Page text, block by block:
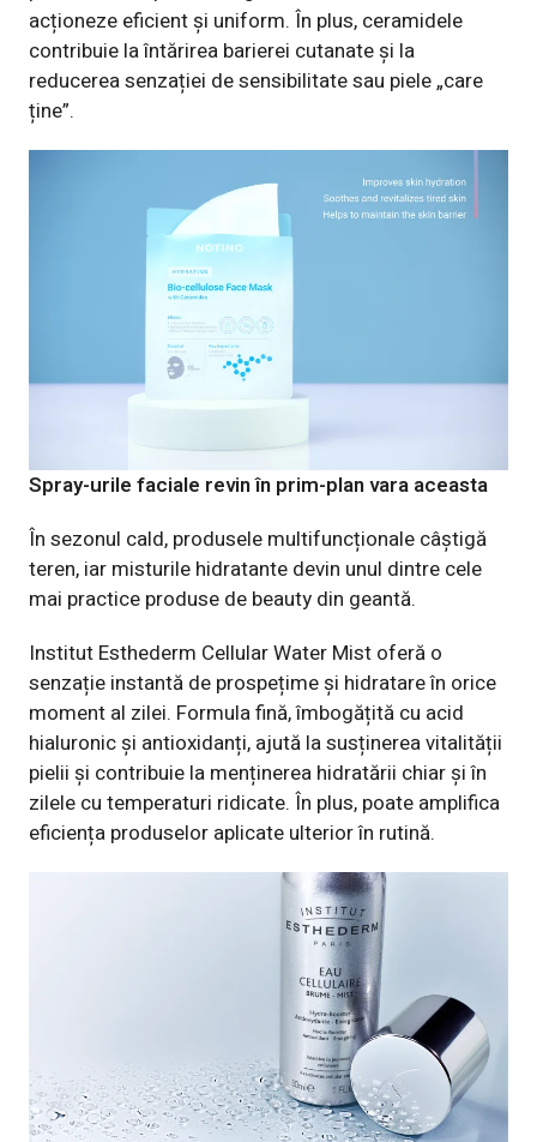
acționeze eficient și uniform. În plus, ceramidele
contribuie la întărirea barierei cutanate și la
reducerea senzației de sensibilitate sau piele „care
ține”.
Spray-urile faciale revin în prim-plan vara aceasta
În sezonul cald, produsele multifuncționale câștigă
teren, iar misturile hidratante devin unul dintre cele
mai practice produse de beauty din geantă.
Institut Esthederm Cellular Water Mist oferă o
senzație instantă de prospețime și hidratare în orice
moment al zilei. Formula fină, îmbogățită cu acid
hialuronic și antioxidanți, ajută la susținerea vitalității
pielii și contribuie la menținerea hidratării chiar și în
zilele cu temperaturi ridicate. În plus, poate amplifica
eficiența produselor aplicate ulterior în rutină.